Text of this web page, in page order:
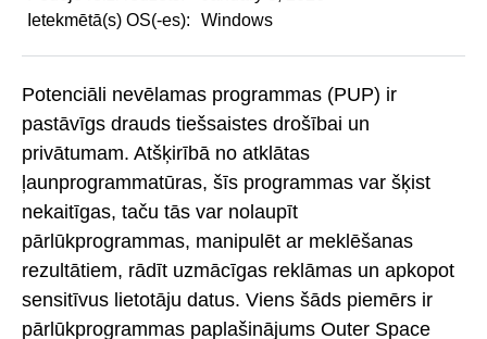
Ietekmētā(s) OS(-es):
Windows
Potenciāli nevēlamas programmas (PUP) ir
pastāvīgs drauds tiešsaistes drošībai un
privātumam. Atšķirībā no atklātas
ļaunprogrammatūras, šīs programmas var šķist
nekaitīgas, taču tās var nolaupīt
pārlūkprogrammas, manipulēt ar meklēšanas
rezultātiem, rādīt uzmācīgas reklāmas un apkopot
sensitīvus lietotāju datus. Viens šāds piemērs ir
pārlūkprogrammas paplašinājums Outer Space